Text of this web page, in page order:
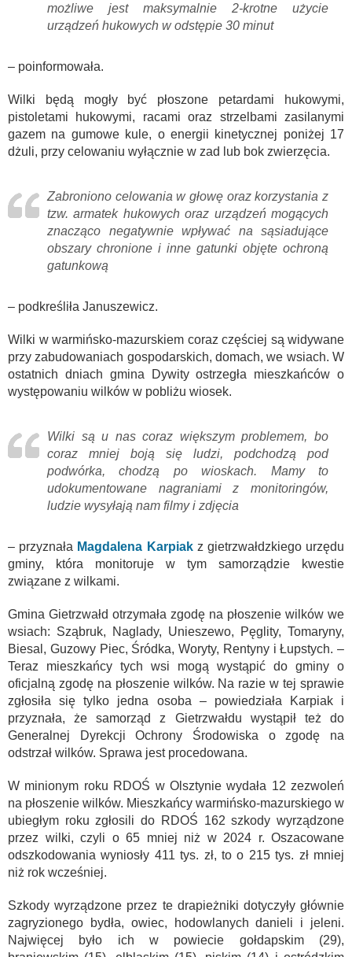
możliwe jest maksymalnie 2-krotne użycie
urządzeń hukowych w odstępie 30 minut
– poinformowała.
Wilki będą mogły być płoszone petardami hukowymi,
pistoletami hukowymi, racami oraz strzelbami zasilanymi
gazem na gumowe kule, o energii kinetycznej poniżej 17
dżuli, przy celowaniu wyłącznie w zad lub bok zwierzęcia.
Zabroniono celowania w głowę oraz korzystania z
tzw. armatek hukowych oraz urządzeń mogących
znacząco negatywnie wpływać na sąsiadujące
obszary chronione i inne gatunki objęte ochroną
gatunkową
– podkreśliła Januszewicz.
Wilki w warmińsko-mazurskiem coraz częściej są widywane
przy zabudowaniach gospodarskich, domach, we wsiach. W
ostatnich dniach gmina Dywity ostrzegła mieszkańców o
występowaniu wilków w pobliżu wiosek.
Wilki są u nas coraz większym problemem, bo
coraz mniej boją się ludzi, podchodzą pod
podwórka, chodzą po wioskach. Mamy to
udokumentowane nagraniami z monitoringów,
ludzie wysyłają nam filmy i zdjęcia
– przyznała Magdalena Karpiakz gietrzwałdzkiego urzędu
gminy, która monitoruje w tym samorządzie kwestie
związane z wilkami.
Gmina Gietrzwałd otrzymała zgodę na płoszenie wilków we
wsiach: Sząbruk, Naglady, Unieszewo, Pęglity, Tomaryny,
Biesal, Guzowy Piec, Śródka, Woryty, Rentyny i Łupstych. –
Teraz mieszkańcy tych wsi mogą wystąpić do gminy o
oficjalną zgodę na płoszenie wilków. Na razie w tej sprawie
zgłosiła się tylko jedna osoba – powiedziała Karpiak i
przyznała, że samorząd z Gietrzwałdu wystąpił też do
Generalnej Dyrekcji Ochrony Środowiska o zgodę na
odstrzał wilków. Sprawa jest procedowana.
W minionym roku RDOŚ w Olsztynie wydała 12 zezwoleń
na płoszenie wilków. Mieszkańcy warmińsko-mazurskiego w
ubiegłym roku zgłosili do RDOŚ 162 szkody wyrządzone
przez wilki, czyli o 65 mniej niż w 2024 r. Oszacowane
odszkodowania wyniosły 411 tys. zł, to o 215 tys. zł mniej
niż rok wcześniej.
Szkody wyrządzone przez te drapieżniki dotyczyły głównie
zagryzionego bydła, owiec, hodowlanych danieli i jeleni.
Najwięcej było ich w powiecie gołdapskim (29),